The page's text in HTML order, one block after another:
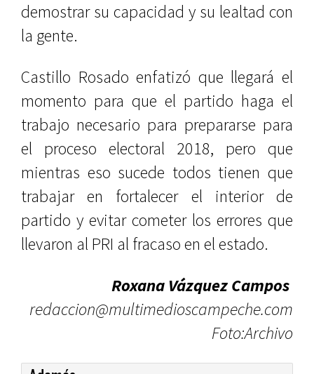
demostrar su capacidad y su lealtad con
la gente.
Castillo Rosado enfatizó que llegará el
momento para que el partido haga el
trabajo necesario para prepararse para
el proceso electoral 2018, pero que
mientras eso sucede todos tienen que
trabajar en fortalecer el interior de
partido y evitar cometer los errores que
llevaron al PRI al fracaso en el estado.
Roxana Vázquez Campos
redaccion@multimedioscampeche.com
Foto:Archivo